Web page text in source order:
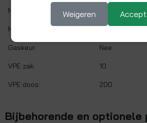
Max. werktemp.:
Max. werkdruk: 10 bar bij 20°C
Gaskeur: Nee
VPE zak: 10
VPE doos: 200
Bijbehorende en optionele
Weigeren